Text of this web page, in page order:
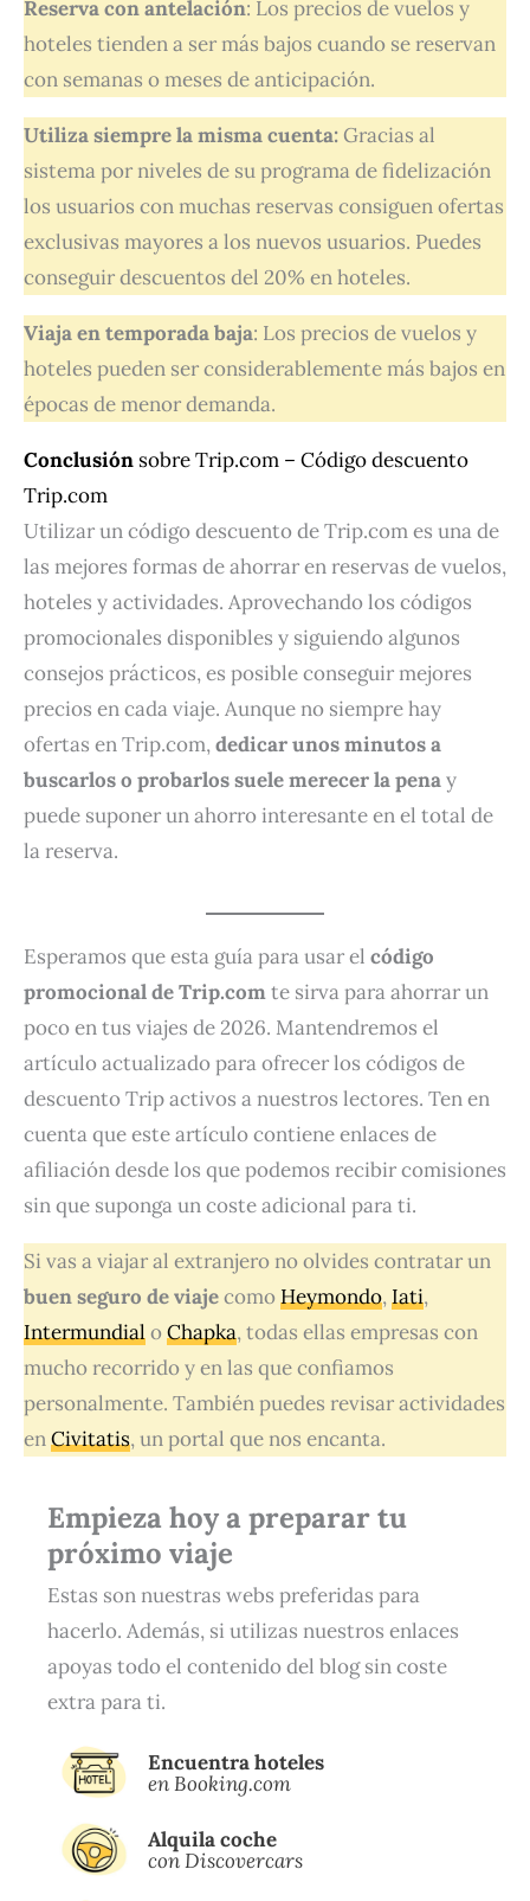
Reserva con antelación: Los precios de vuelos y
hoteles tienden a ser más bajos cuando se reservan
con semanas o meses de anticipación.
Utiliza siempre la misma cuenta: Gracias al
sistema por niveles de su programa de fidelización
los usuarios con muchas reservas consiguen ofertas
exclusivas mayores a los nuevos usuarios. Puedes
conseguir descuentos del 20% en hoteles.
Viaja en temporada baja: Los precios de vuelos y
hoteles pueden ser considerablemente más bajos en
épocas de menor demanda.
Conclusión sobre Trip.com – Código descuento
Trip.com
Utilizar un código descuento de Trip.com es una de
las mejores formas de ahorrar en reservas de vuelos,
hoteles y actividades. Aprovechando los códigos
promocionales disponibles y siguiendo algunos
consejos prácticos, es posible conseguir mejores
precios en cada viaje. Aunque no siempre hay
ofertas en Trip.com,dedicar unos minutos a
buscarlos o probarlos suele merecer la penay
puede suponer un ahorro interesante en el total de
la reserva.
Esperamos que esta guía para usar el código
promocional de Trip.comte sirva para ahorrar un
poco en tus viajes de 2026. Mantendremos el
artículo actualizado para ofrecer los códigos de
descuento Trip activos a nuestros lectores. Ten en
cuenta que este artículo contiene enlaces de
afiliación desde los que podemos recibir comisiones
sin que suponga un coste adicional para ti.
Si vas a viajar al extranjero no olvides contratar un
buen seguro de viajecomoHeymondo,Iati,
IntermundialoChapka, todas ellas empresas con
mucho recorrido y en las que confiamos
personalmente. También puedes revisar actividades
enCivitatis, un portal que nos encanta.
Empieza hoy a preparar tu
próximo viaje
Estas son nuestras webs preferidas para
hacerlo. Además, si utilizas nuestros enlaces
apoyas todo el contenido del blog sin coste
extra para ti.
Encuentra hoteles
en Booking.com
Alquila coche
con Discovercars